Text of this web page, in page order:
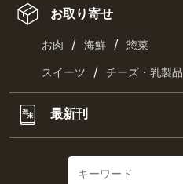
お取り寄せ
お肉 / 海鮮 / 惣菜
スイーツ / チーズ・乳製品
最新刊